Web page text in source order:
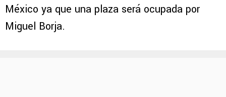
México ya que una plaza será ocupada por
Miguel Borja.